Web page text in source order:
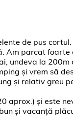
de pus
Am parcat foarte
undeva la
și vrem să
și relativ greu
aprox.) și este
și vacanță